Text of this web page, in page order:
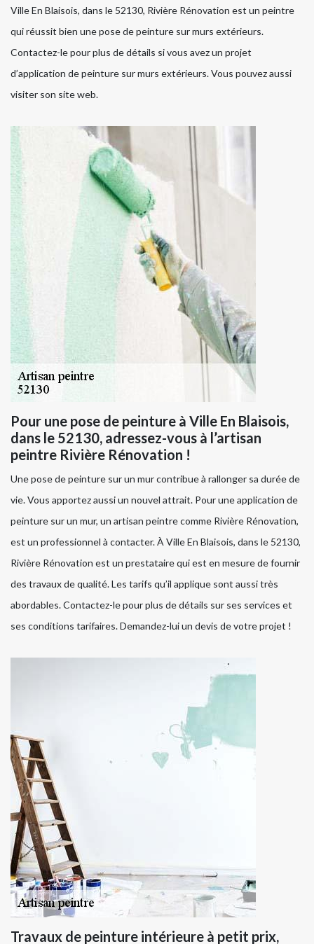
Ville En Blaisois, dans le 52130, Rivière Rénovation est un peintre
qui réussit bien une pose de peinture sur murs extérieurs.
Contactez-le pour plus de détails si vous avez un projet
d’application de peinture sur murs extérieurs. Vous pouvez aussi
visiter son site web.
Pour une pose de peinture à Ville En Blaisois,
dans le 52130, adressez-vous à l’artisan
peintre Rivière Rénovation !
Une pose de peinture sur un mur contribue à rallonger sa durée de
vie. Vous apportez aussi un nouvel attrait. Pour une application de
peinture sur un mur, un artisan peintre comme Rivière Rénovation,
est un professionnel à contacter. À Ville En Blaisois, dans le 52130,
Rivière Rénovation est un prestataire qui est en mesure de fournir
des travaux de qualité. Les tarifs qu’il applique sont aussi très
abordables. Contactez-le pour plus de détails sur ses services et
ses conditions tarifaires. Demandez-lui un devis de votre projet !
Travaux de peinture intérieure à petit prix,